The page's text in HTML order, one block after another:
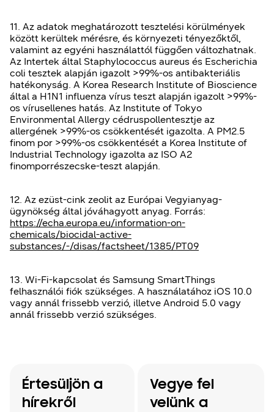
11. Az adatok meghatározott tesztelési körülmények
között kerültek mérésre, és környezeti tényezőktől,
valamint az egyéni használattól függően változhatnak.
Az Intertek által Staphylococcus aureus és Escherichia
coli tesztek alapján igazolt >99%-os antibakteriális
hatékonyság. A Korea Research Institute of Bioscience
által a H1N1 influenza vírus teszt alapján igazolt >99%-
os vírusellenes hatás. Az Institute of Tokyo
Environmental Allergy cédruspollentesztje az
allergének >99%-os csökkentését igazolta. A PM2.5
finom por >99%-os csökkentését a Korea Institute of
Industrial Technology igazolta az ISO A2
finomporrészecske-teszt alapján.
12. Az ezüst-cink zeolit az Európai Vegyianyag-
ügynökség által jóváhagyott anyag. Forrás:
https://echa.europa.eu/information-on-
chemicals/biocidal-active-
substances/-/disas/factsheet/1385/PT09
13. Wi-Fi-kapcsolat és Samsung SmartThings
felhasználói fiók szükséges. A használatához iOS 10.0
vagy annál frissebb verzió, illetve Android 5.0 vagy
annál frissebb verzió szükséges.
Értesüljön a
hírekről
Vegye fel
velünk a